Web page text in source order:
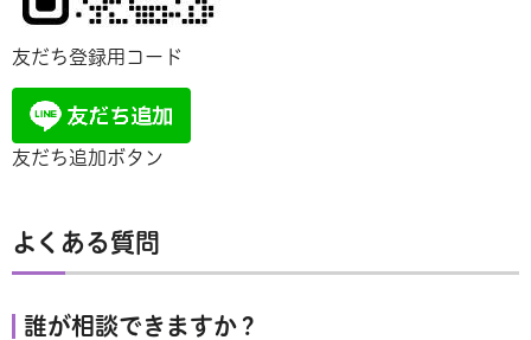
友だち登録用コード
友だち追加ボタン
よくある質問
誰が相談できますか？